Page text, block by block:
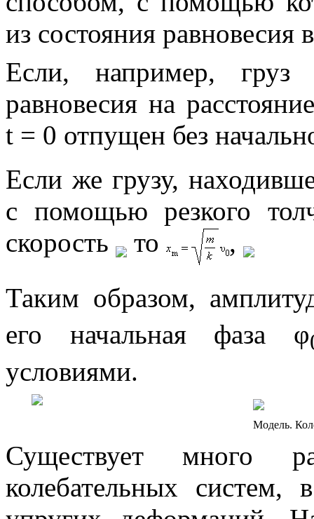
из состояния
Если, например,
равновесия на
t = 0 отпущен без
Если же грузу,
с помощью резкого
скорость
то
,
Таким образом,
его начальная фаза φ
условиями.
Модель.
Существует много
колебательных систем,